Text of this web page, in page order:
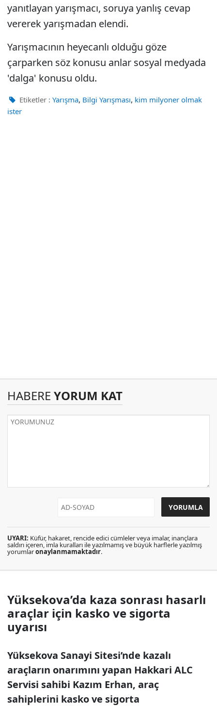
yanıtlayan yarışmacı, soruya yanlış cevap
vererek yarışmadan elendi.
Yarışmacının heyecanlı olduğu göze
çarparken söz konusu anlar sosyal medyada
'dalga' konusu oldu.
Etiketler : Yarışma, Bilgi Yarışması, kim milyoner olmak
ister
HABERE YORUM KAT
UYARI: Küfür, hakaret, rencide edici cümleler veya imalar, inançlara
saldırı içeren, imla kuralları ile yazılmamış ve büyük harflerle yazılmış
yorumlaronaylanmamaktadır.
Yüksekova’da kaza sonrası hasarlı
araçlar için kasko ve sigorta
uyarısı
Yüksekova Sanayi Sitesi’nde kazalı
araçların onarımını yapan Hakkari ALC
Servisi sahibi Kazım Erhan, araç
sahiplerini kasko ve sigorta